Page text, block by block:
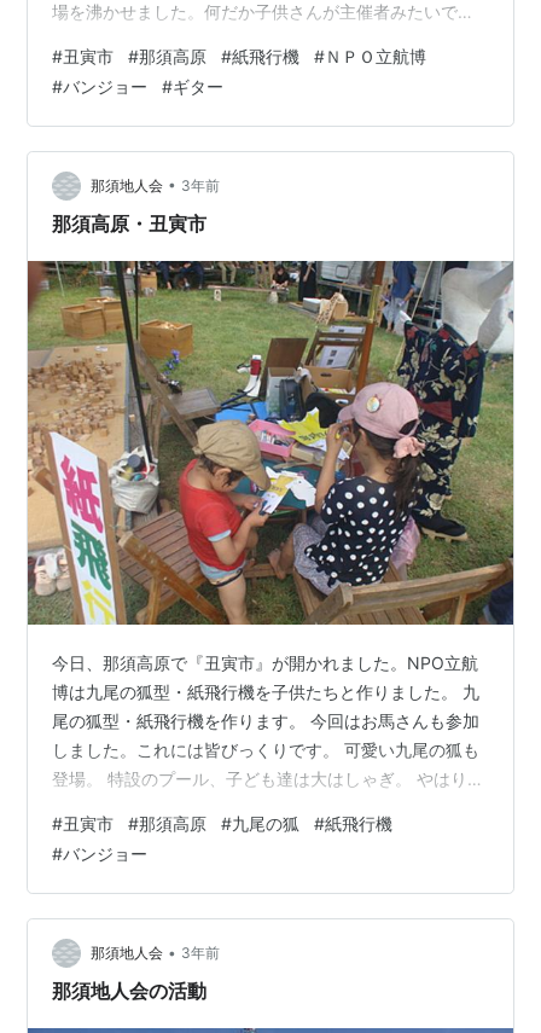
場を沸かせました。何だか子供さんが主催者みたいで
子ども達が真剣に地元の伝説にちなんだ『九尾の狐』型
紙飛行機を作ります。 今年の丑寅市は来月１１月５日
（日）が最後です。来年の５月までお休みになるので、
次回皆さん是非お越しください。 緑あふれる那須高原で
ゆっくりと楽しめるイベントです。素朴な雰囲気の売店
が並び、お店の人との会話も弾みますよ。 そうそ…
#丑寅市 #那須高原 #紙飛行機 #ＮＰＯ立航博
#バンジョー #ギター
那須地人会 • 3年前
那須高原・丑寅市
今日、那須高原で『丑寅市』が開かれました。NPO立航
博は九尾の狐型・紙飛行機を子供たちと作りました。 九
尾の狐型・紙飛行機を作ります。 今回はお馬さんも参加
しました。これには皆びっくりです。 可愛い九尾の狐も
登場。 特設のプール、子ども達は大はしゃぎ。 やはり、
弾くバンジョーの音が響き渡ります。 ということで、子
どもさんも試し弾き・・・いい音出てるよ。 恒例のスイ
カ割り・・・えいやっ！で外れです。 割れたスイカをみ
んなに分配。とにかく楽しくおかしいのが『丑寅市』の
特徴です。笑いが絶えません。 次回は１０月１日（日）
の予定です。子供たち沢山来てく…
#丑寅市 #那須高原 #九尾の狐 #紙飛行機
#バンジョー
那須地人会 • 3年前
那須地人会の活動